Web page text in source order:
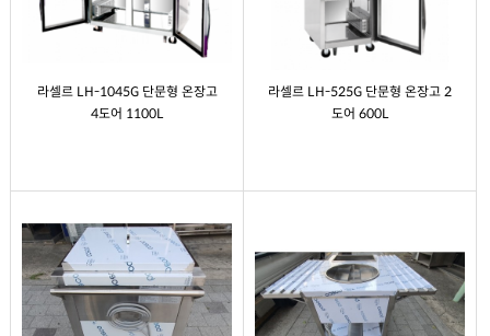
라셀르 LH-1045G 단문형 온장고
4도어 1100L
라셀르 LH-525G 단문형 온장고 2
도어 600L